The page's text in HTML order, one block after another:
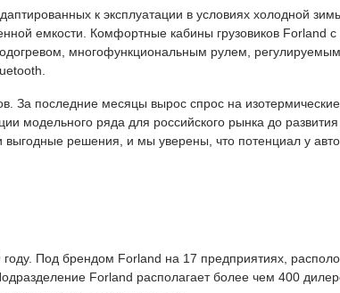
к эксплуатации в условиях холодной
емкости. Комфортные кабины грузовиков Forland
многофункциональным рулем,
За последние месяцы вырос спрос на
модельного ряда для российского рынка до
решения, и мы уверены, что потенциал у
Под брендом Forland на 17 предприятиях,
Forland располагает более чем 400